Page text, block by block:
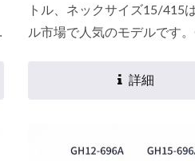
トル、ネックサイズ15/415
ル市場で人気のモデルです
詳細